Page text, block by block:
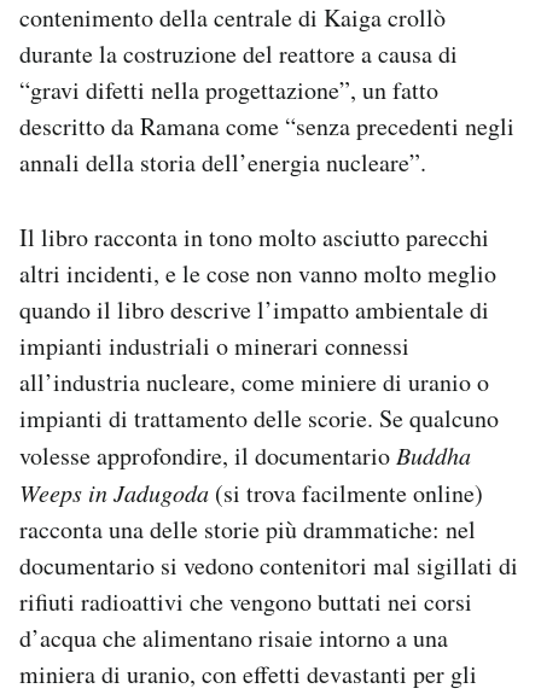
contenimento della centrale di Kaiga crollò
durante la costruzione del reattore a causa di
“gravi difetti nella progettazione”, un fatto
descritto da Ramana come “senza precedenti negli
annali della storia dell’energia nucleare”.
Il libro racconta in tono molto asciutto parecchi
altri incidenti, e le cose non vanno molto meglio
quando il libro descrive l’impatto ambientale di
impianti industriali o minerari connessi
all’industria nucleare, come miniere di uranio o
impianti di trattamento delle scorie. Se qualcuno
volesse approfondire, il documentario Buddha
Weeps in Jadugoda (si trova facilmente online)
racconta una delle storie più drammatiche: nel
documentario si vedono contenitori mal sigillati di
rifiuti radioattivi che vengono buttati nei corsi
d’acqua che alimentano risaie intorno a una
miniera di uranio, con effetti devastanti per gli